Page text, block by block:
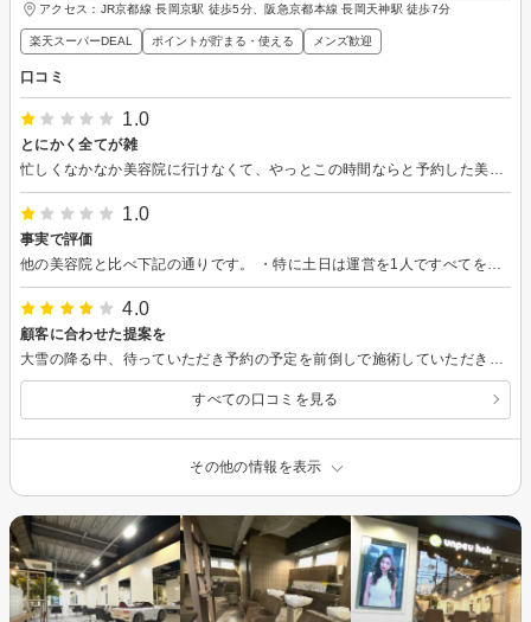
アクセス：JR京都線 長岡京駅 徒歩5分、阪急京都本線 長岡天神駅 徒歩7分
楽天スーパーDEAL ポイントが貯まる・使える メンズ歓迎
口コミ
1.0
とにかく全てが雑
1.0
事実で評価
4.0
顧客に合わせた提案を
すべての口コミを見る
その他の情報を表示